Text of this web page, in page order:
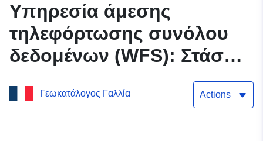
Υπηρεσία άμεσης
τηλεφόρτωσης συνόλου
δεδομένων (WFS): Στάση
Γεωκατάλογος Γαλλία Actions